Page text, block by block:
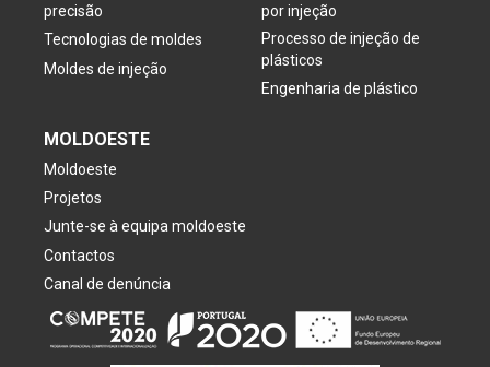
precisão
Tecnologias de moldes
Moldes de injeção
por injeção
Processo de injeção de
plásticos
Engenharia de plástico
MOLDOESTE
Moldoeste
Projetos
Junte-se à equipa moldoeste
Contactos
Canal de denúncia